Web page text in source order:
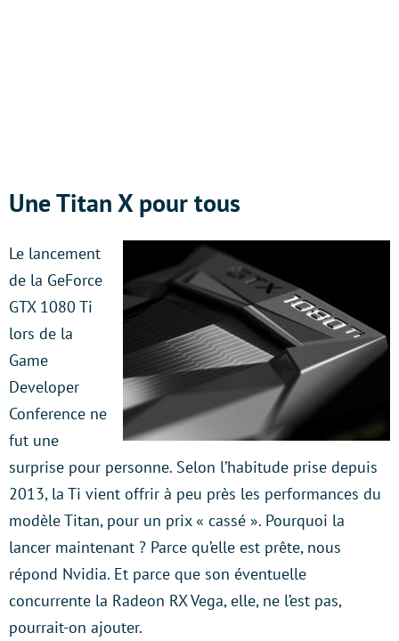
Une Titan X pour tous
Le lancement
de la GeForce
GTX 1080 Ti
lors de la
Game
Developer
Conference ne
fut une
surprise pour personne. Selon l’habitude prise depuis
2013, la Ti vient offrir à peu près les performances du
modèle Titan, pour un prix « cassé ». Pourquoi la
lancer maintenant ? Parce qu’elle est prête, nous
répond Nvidia. Et parce que son éventuelle
concurrente la Radeon RX Vega, elle, ne l’est pas,
pourrait-on ajouter.